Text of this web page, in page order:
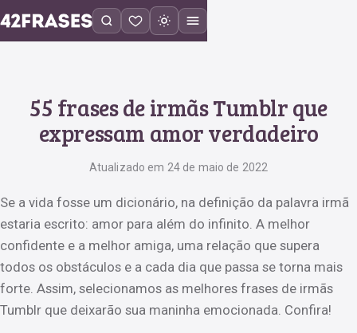
55 frases de irmãs Tumblr que
expressam amor verdadeiro
Atualizado em 24 de maio de 2022
Se a vida fosse um dicionário, na definição da palavra irmã
estaria escrito: amor para além do infinito. A melhor
confidente e a melhor amiga, uma relação que supera
todos os obstáculos e a cada dia que passa se torna mais
forte. Assim, selecionamos as melhores frases de irmãs
Tumblr que deixarão sua maninha emocionada. Confira!